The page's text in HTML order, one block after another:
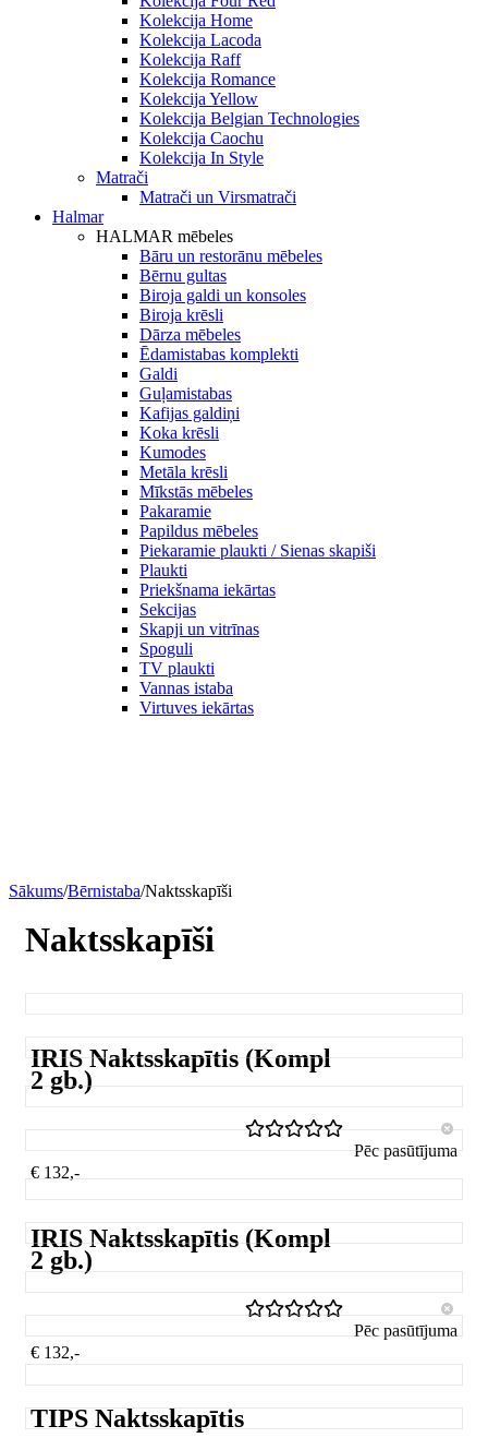
Kolekcija Home
Kolekcija Lacoda
Kolekcija Raff
Kolekcija Romance
Kolekcija Yellow
Kolekcija Belgian Technologies
Kolekcija Caochu
Kolekcija In Style
Matrači
Matrači un Virsmatrači
Halmar
HALMAR mēbeles
Bāru un restorānu mēbeles
Bērnu gultas
Biroja galdi un konsoles
Biroja krēsli
Dārza mēbeles
Ēdamistabas komplekti
Galdi
Guļamistabas
Kafijas galdiņi
Koka krēsli
Kumodes
Metāla krēsli
Mīkstās mēbeles
Pakaramie
Papildus mēbeles
Piekaramie plaukti / Sienas skapiši
Plaukti
Priekšnama iekārtas
Sekcijas
Skapji un vitrīnas
Spoguli
TV plaukti
Vannas istaba
Virtuves iekārtas
Sākums/Bērnistaba/Naktsskapīši
Naktsskapīši
IRIS Naktsskapītis (Kompl
2 gb.)
Pēc pasūtījuma
€ 132,-
IRIS Naktsskapītis (Kompl
2 gb.)
Pēc pasūtījuma
€ 132,-
TIPS Naktsskapītis